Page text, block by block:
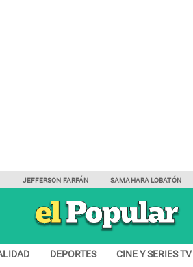
JEFFERSON FARFÁN SAMAHARA LOBATÓN
DEPORTES CINE Y SERIES TV